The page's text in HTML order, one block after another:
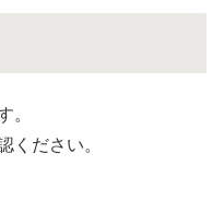
。
ください。